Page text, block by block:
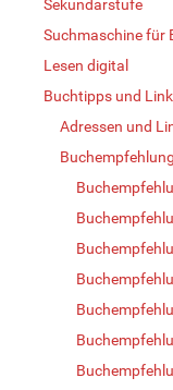
Sekundarstufe
Suchmaschine für
Lesen digital
Buchtipps und
Adressen und